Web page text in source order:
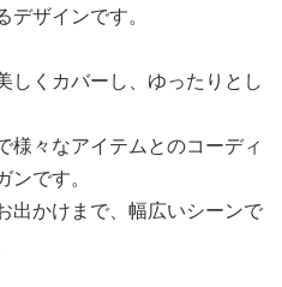
ザインです。
しくカバーし、ゆったりとし
様々なアイテムとのコーディ
です。
出かけまで、幅広いシーンで